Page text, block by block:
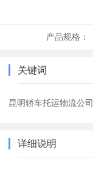
产品规格：
关键词
昆明轿车托运物流公司
详细说明